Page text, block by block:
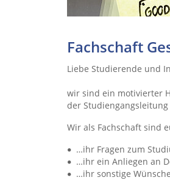
Fachschaft
Liebe Studierende und
wir sind ein motivierter
der
Wir als Fachschaft sind
…ihr Fragen zum
…ihr ein Anliegen an
…ihr sonstige